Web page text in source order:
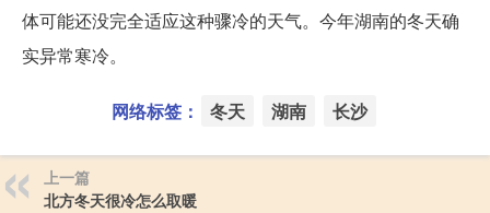
体可能还没完全适应这种骤冷的天气。今年湖南的冬天确
实异常寒冷。
网络标签： 冬天 湖南 长沙
上一篇
北方冬天很冷怎么取暖